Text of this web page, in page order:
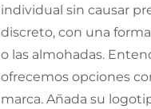
individual sin causar
discreto, con una
o las almohadas.
ofrecemos opciones
marca. Añada su